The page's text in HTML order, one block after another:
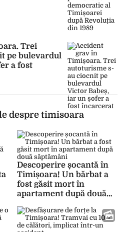
Trei
pe bulevardul
a fost
despre timisoara
Descoperire șocantă în
Timișoara! Un bărbat a
fost găsit mort în
apartament după două